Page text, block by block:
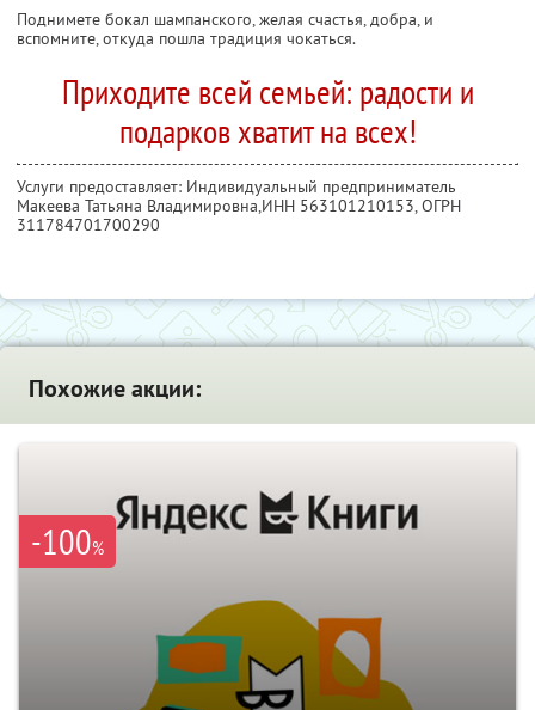
Поднимете бокал шампанского, желая счастья, добра, и
вспомните, откуда пошла традиция чокаться.
Приходите всей семьей: радости и
подарков хватит на всех!
Услуги предоставляет: Индивидуальный предприниматель
Макеева Татьяна Владимировна,ИНН 563101210153, ОГРН
311784701700290
Похожие акции:
-100%